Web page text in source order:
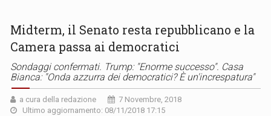
Midterm, il Senato resta repubblicano e la
Camera passa ai democratici
Sondaggi confermati. Trump: "Enorme successo". Casa
Bianca: "Onda azzurra dei democratici? È un'increspatura"
a cura della redazione
7 Novembre, 2018
Ultimo aggiornamento: 08/11/2018 17:15